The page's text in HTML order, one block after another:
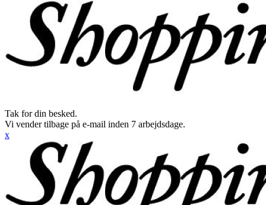
Tak for din besked.
Vi vender tilbage på e-mail inden 7 arbejdsdage.
x